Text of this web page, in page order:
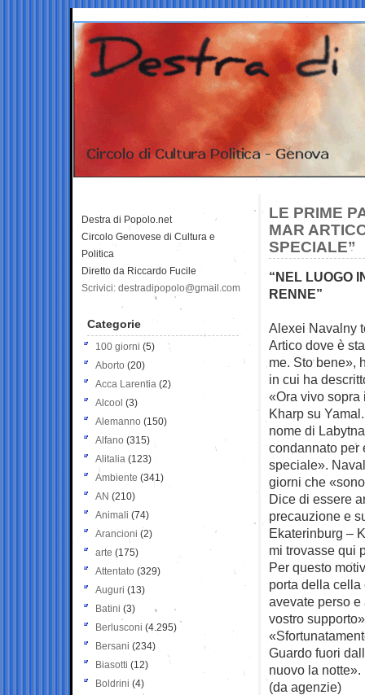
LE PRIME
MAR
SPECIALE”
“NEL LUOGO
RENNE”
Alexei Navalny
Artico dove è
me. Sto bene»,
in cui ha
«Ora vivo
Kharp su
nome di
condannato per
speciale».
giorni che
Dice di essere
precauzione e
Ekaterinburg –
mi trovasse qui
Per questo
porta della cella
avevate perso
vostro
Guardo fuori
nuovo la notte».
(da agenzie)
Destra di Popolo.net
Circolo Genovese di Cultura e
Politica
Diretto da Riccardo Fucile
Scrivici: destradipopolo@gmail.com
Categorie
100 giorni (5)
Aborto (20)
Acca Larentia (2)
Alcool (3)
Alemanno (150)
Alfano (315)
Alitalia (123)
Ambiente (341)
AN (210)
Animali (74)
Arancioni (2)
arte (175)
Attentato (329)
Auguri (13)
Batini (3)
Berlusconi (4.295)
Bersani (234)
Biasotti (12)
Boldrini (4)